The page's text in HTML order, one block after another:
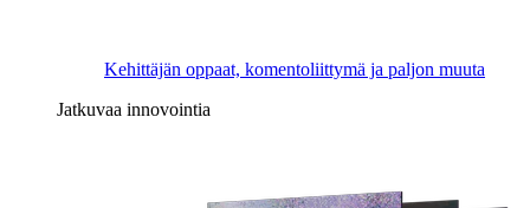
Kehittäjän oppaat, komentoliittymä ja paljon muuta
Jatkuvaa innovointia